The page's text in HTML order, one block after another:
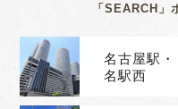
「SEARCH」
名古屋駅・
名駅西